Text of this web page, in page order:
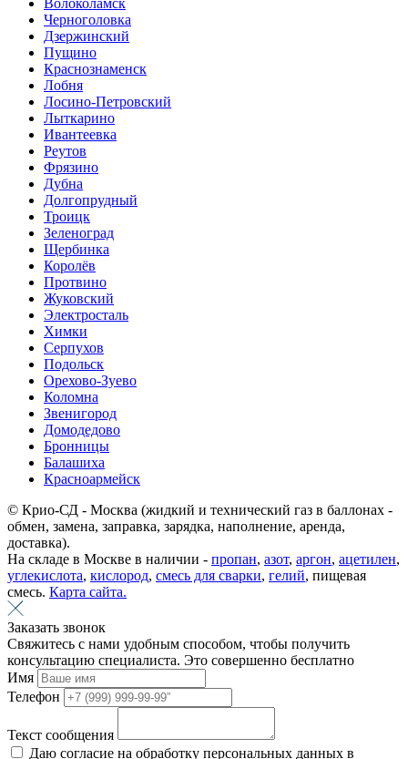
Черноголовка
Дзержинский
Пущино
Краснознаменск
Лобня
Лосино-Петровский
Лыткарино
Ивантеевка
Реутов
Фрязино
Дубна
Долгопрудный
Троицк
Зеленоград
Щербинка
Королёв
Протвино
Жуковский
Электросталь
Химки
Серпухов
Подольск
Орехово-Зуево
Коломна
Звенигород
Домодедово
Бронницы
Балашиха
Красноармейск
© Крио-СД - Москва (жидкий и технический газ в баллонах -
обмен, замена, заправка, зарядка, наполнение, аренда,
доставка).
На складе в Москве в наличии - пропан, азот, аргон, ацетилен,
углекислота, кислород, смесь для сварки, гелий, пищевая
смесь. Карта сайта.
Заказать звонок
Свяжитесь с нами удобным способом, чтобы получить
консультацию специалиста. Это совершенно бесплатно
Имя
Телефон
Текст сообщения
Даю согласие на обработку персональных данных в